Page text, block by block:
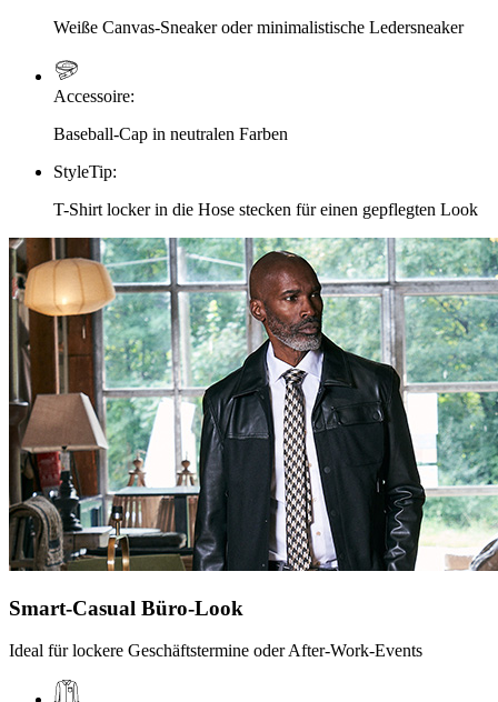
Weiße Canvas-Sneaker oder minimalistische Ledersneaker
Accessoire:
Baseball-Cap in neutralen Farben
StyleTip:
T-Shirt locker in die Hose stecken für einen gepflegten Look
Smart-Casual Büro-Look
Ideal für lockere Geschäftstermine oder After-Work-Events